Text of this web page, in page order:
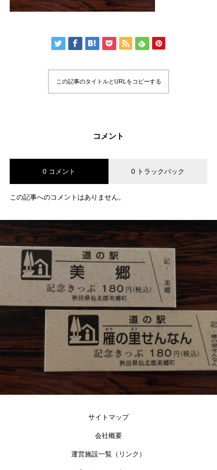
この記事のタイトルとURLをコピーする
コメント
0 コメント 0 トラックバック
この記事へのコメントはありません。
サイトマップ
会社概要
運営施設一覧（リンク）